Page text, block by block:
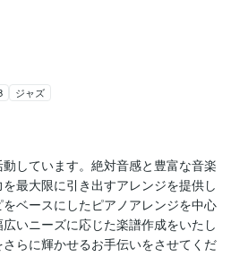
ジャズ
しています。絶対音感と豊富な音楽
最大限に引き出すアレンジを提供し
ベースにしたピアノアレンジを中心
いニーズに応じた楽譜作成をいたし
らに輝かせるお手伝いをさせてくだ